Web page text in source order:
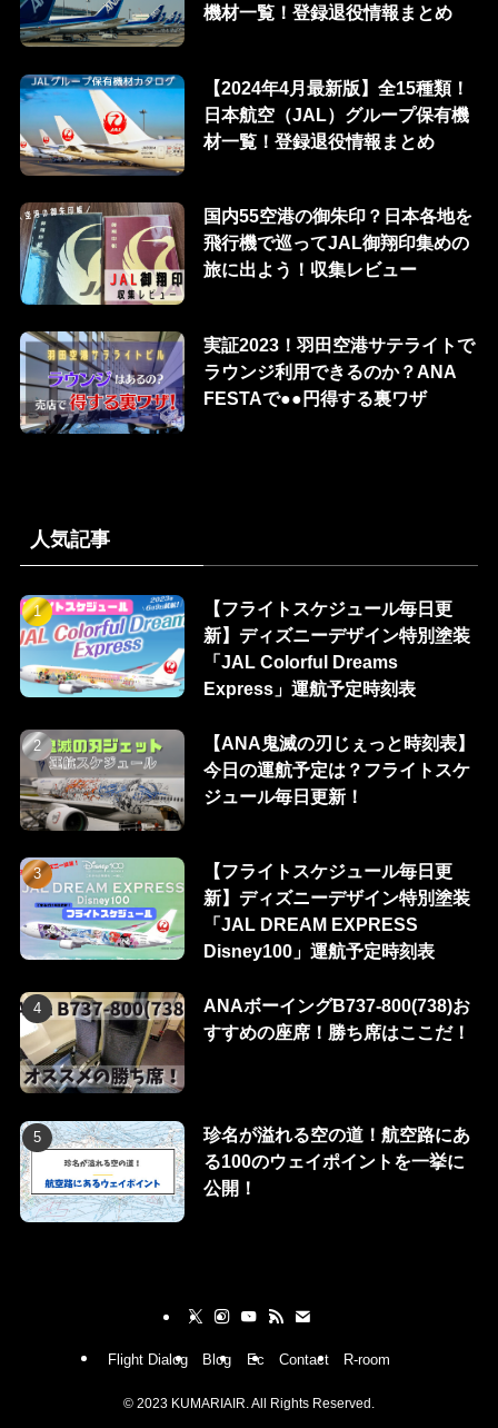
機材一覧！登録退役情報まとめ
【2024年4月最新版】全15種類！
日本航空（JAL）グループ保有機
材一覧！登録退役情報まとめ
国内55空港の御朱印？日本各地を
飛行機で巡ってJAL御翔印集めの
旅に出よう！収集レビュー
実証2023！羽田空港サテライトで
ラウンジ利用できるのか？ANA
FESTAで●●円得する裏ワザ
人気記事
【フライトスケジュール毎日更
新】ディズニーデザイン特別塗装
「JAL Colorful Dreams
Express」運航予定時刻表
【ANA鬼滅の刃じぇっと時刻表】
今日の運航予定は？フライトスケ
ジュール毎日更新！
【フライトスケジュール毎日更
新】ディズニーデザイン特別塗装
「JAL DREAM EXPRESS
Disney100」運航予定時刻表
ANAボーイングB737-800(738)お
すすめの座席！勝ち席はここだ！
珍名が溢れる空の道！航空路にあ
る100のウェイポイントを一挙に
公開！
Flight Dialog Blog Ec Contact R-room
© 2023 KUMARIAIR. All Rights Reserved.